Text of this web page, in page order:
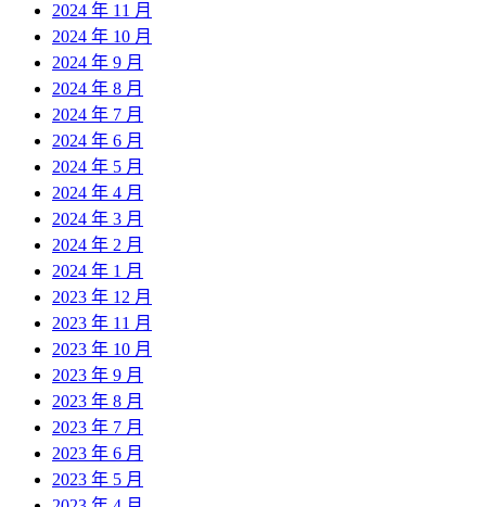
2024 年 11 月
2024 年 10 月
2024 年 9 月
2024 年 8 月
2024 年 7 月
2024 年 6 月
2024 年 5 月
2024 年 4 月
2024 年 3 月
2024 年 2 月
2024 年 1 月
2023 年 12 月
2023 年 11 月
2023 年 10 月
2023 年 9 月
2023 年 8 月
2023 年 7 月
2023 年 6 月
2023 年 5 月